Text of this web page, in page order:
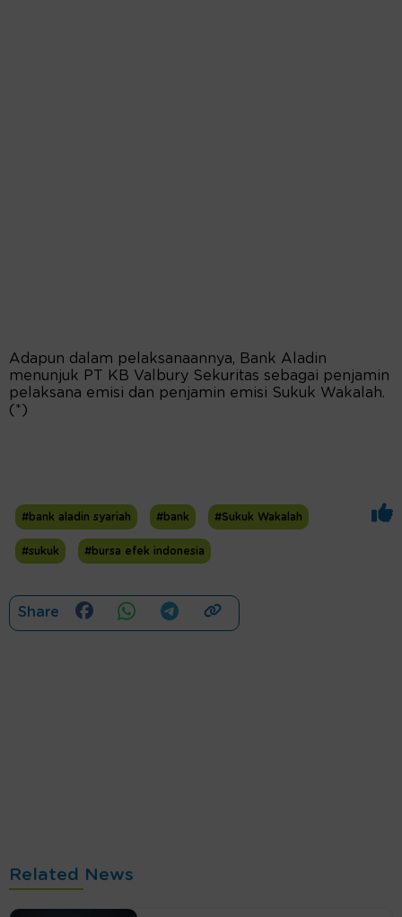
Adapun dalam pelaksanaannya, Bank Aladin
menunjuk PT KB Valbury Sekuritas sebagai penjamin
pelaksana emisi dan penjamin emisi Sukuk Wakalah.
(*)
#bank aladin syariah #bank #Sukuk Wakalah
#sukuk #bursa efek indonesia
Share
Related News